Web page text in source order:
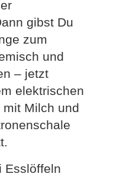
gibst Du
zum
und
– jetzt
elektrischen
mit Milch und
Esslöffeln